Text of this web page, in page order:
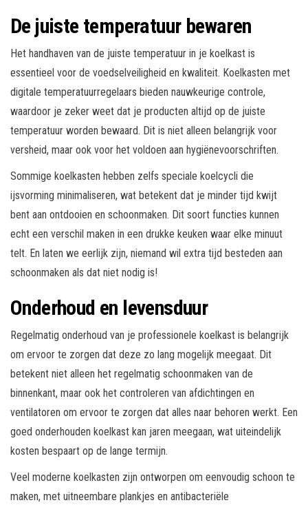
De juiste temperatuur bewaren
Het handhaven van de juiste temperatuur in je koelkast is
essentieel voor de voedselveiligheid en kwaliteit. Koelkasten met
digitale temperatuurregelaars bieden nauwkeurige controle,
waardoor je zeker weet dat je producten altijd op de juiste
temperatuur worden bewaard. Dit is niet alleen belangrijk voor
versheid, maar ook voor het voldoen aan hygiënevoorschriften.
Sommige koelkasten hebben zelfs speciale koelcycli die
ijsvorming minimaliseren, wat betekent dat je minder tijd kwijt
bent aan ontdooien en schoonmaken. Dit soort functies kunnen
echt een verschil maken in een drukke keuken waar elke minuut
telt. En laten we eerlijk zijn, niemand wil extra tijd besteden aan
schoonmaken als dat niet nodig is!
Onderhoud en levensduur
Regelmatig onderhoud van je professionele koelkast is belangrijk
om ervoor te zorgen dat deze zo lang mogelijk meegaat. Dit
betekent niet alleen het regelmatig schoonmaken van de
binnenkant, maar ook het controleren van afdichtingen en
ventilatoren om ervoor te zorgen dat alles naar behoren werkt. Een
goed onderhouden koelkast kan jaren meegaan, wat uiteindelijk
kosten bespaart op de lange termijn.
Veel moderne koelkasten zijn ontworpen om eenvoudig schoon te
maken, met uitneembare plankjes en antibacteriële